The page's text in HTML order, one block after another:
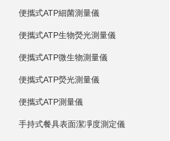
便攜式ATP細菌測量儀
便攜式ATP生物熒光測量儀
便攜式ATP微生物測量儀
便攜式ATP熒光測量儀
便攜式ATP測量儀
手持式餐具表面潔凈度測定儀